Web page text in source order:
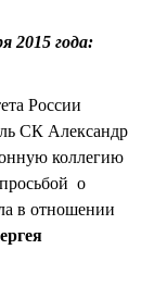
2015 года:
России
СК Александр
коллегию
о
в отношении